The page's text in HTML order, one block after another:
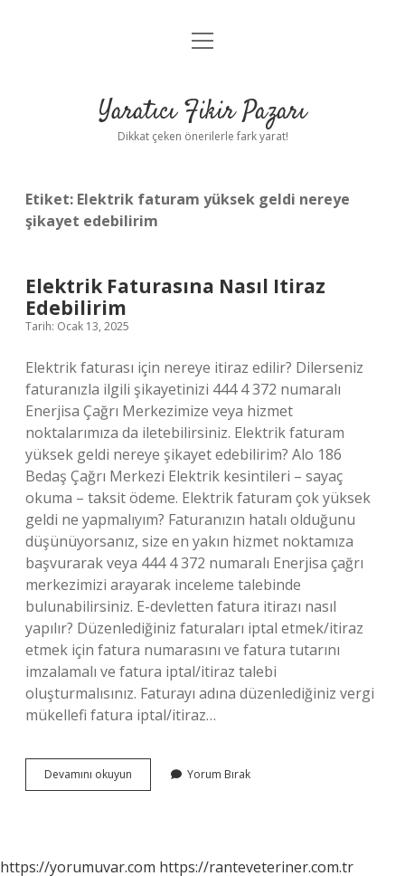
Anasayfa
Yasal Uyarı
menüyü
Yaratıcı Fikir Pazarı
Dikkat çeken önerilerle fark yarat!
Etiket: Elektrik faturam yüksek geldi nereye
şikayet edebilirim
Elektrik Faturasına Nasıl Itiraz
Edebilirim
Tarih: Ocak 13, 2025
Elektrik faturası için nereye itiraz edilir? Dilerseniz
faturanızla ilgili şikayetinizi 444 4 372 numaralı
Enerjisa Çağrı Merkezimize veya hizmet
noktalarımıza da iletebilirsiniz. Elektrik faturam
yüksek geldi nereye şikayet edebilirim? Alo 186
Bedaş Çağrı Merkezi Elektrik kesintileri – sayaç
okuma – taksit ödeme. Elektrik faturam çok yüksek
geldi ne yapmalıyım? Faturanızın hatalı olduğunu
düşünüyorsanız, size en yakın hizmet noktamıza
başvurarak veya 444 4 372 numaralı Enerjisa çağrı
merkezimizi arayarak inceleme talebinde
bulunabilirsiniz. E-devletten fatura itirazı nasıl
yapılır? Düzenlediğiniz faturaları iptal etmek/itiraz
etmek için fatura numarasını ve fatura tutarını
imzalamalı ve fatura iptal/itiraz talebi
oluşturmalısınız. Faturayı adına düzenlediğiniz vergi
mükellefi fatura iptal/itiraz…
Devamını okuyun
Faturasına
Yorum Bırak
https://yorumuvar.com https://ranteveteriner.com.tr